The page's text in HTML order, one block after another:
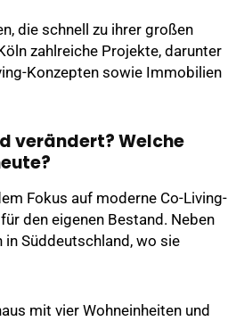
die schnell zu ihrer großen
zahlreiche Projekte, darunter
Konzepten sowie Immobilien
verändert? Welche
Fokus auf moderne Co-Living-
den eigenen Bestand. Neben
Süddeutschland, wo sie
mit vier Wohneinheiten und